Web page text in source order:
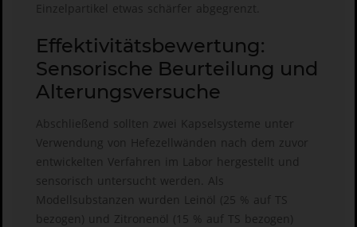
Einzelpartikel etwas schärfer abgegrenzt.
Effektivitätsbewertung:
Sensorische Beurteilung und
Alterungsversuche
Abschließend sollten zwei Kapselsysteme unter
Verwendung von Hefezellwänden nach dem zuvor
entwickelten Verfahren im Labor hergestellt und
sensorisch untersucht werden. Als
Modellsubstanzen wurden Leinöl (25 % auf TS
bezogen) und Zitronenöl (15 % auf TS bezogen)